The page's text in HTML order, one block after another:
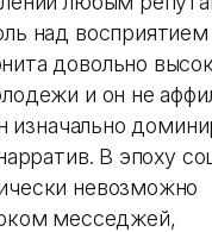
над восприятием
довольно
и он не
изначально
В эпоху
невозможно
месседжей,